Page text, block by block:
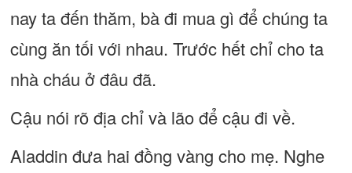
nay ta đến thăm, bà đi mua gì để chúng ta
cùng ăn tối với nhau. Trước hết chỉ cho ta
nhà cháu ở đâu đã.
Cậu nói rõ địa chỉ và lão để cậu đi về.
Aladdin đưa hai đồng vàng cho mẹ. Nghe